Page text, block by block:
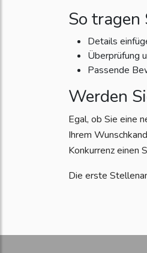
So tragen
Details
Überprüfung
Passende
Werden
Egal, ob Sie eine
Ihrem
Konkurrenz einen
Die erste